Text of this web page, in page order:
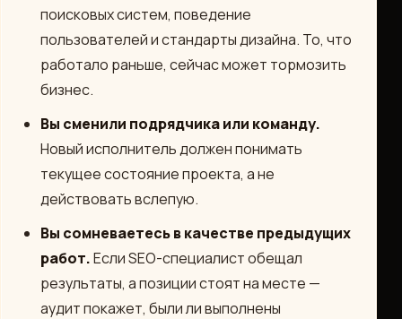
поисковых систем, поведение
пользователей и стандарты дизайна. То, что
работало раньше, сейчас может тормозить
бизнес.
Вы сменили подрядчика или команду.
Новый исполнитель должен понимать
текущее состояние проекта, а не
действовать вслепую.
Вы сомневаетесь в качестве предыдущих
работ.Если SEO-специалист обещал
результаты, а позиции стоят на месте —
аудит покажет, были ли выполнены